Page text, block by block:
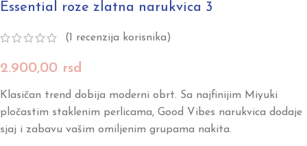
Essential roze zlatna narukvica 3
(1 recenzija korisnika)
2.900,00 rsd
Klasičan trend dobija moderni obrt. Sa najfinijim Miyuki
pločastim staklenim perlicama, Good Vibes narukvica dodaje
sjaj i zabavu vašim omiljenim grupama nakita.